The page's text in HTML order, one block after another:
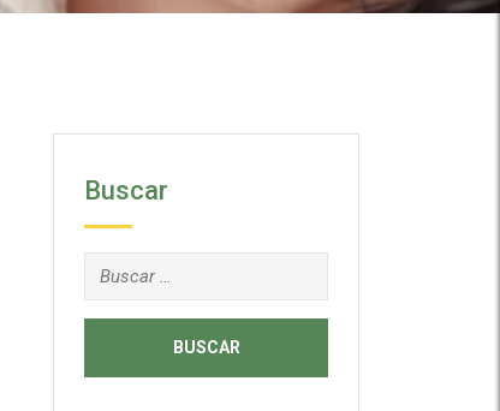
Buscar
Buscar: